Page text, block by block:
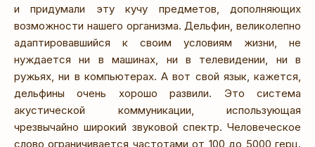
и придумали эту кучу предметов, дополняющих
возможности нашего организма. Дельфин, великолепно
адаптировавшийся к своим условиям жизни, не
нуждается ни в машинах, ни в телевидении, ни в
ружьях, ни в компьютерах. А вот свой язык, кажется,
дельфины очень хорошо развили. Это система
акустической коммуникации, использующая
чрезвычайно широкий звуковой спектр. Человеческое
слово ограничивается частотами от 100 до 5000 герц.